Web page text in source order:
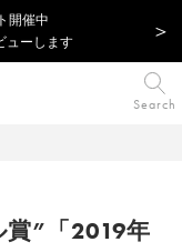
開催中
ューします
Search
賞” 「2019年